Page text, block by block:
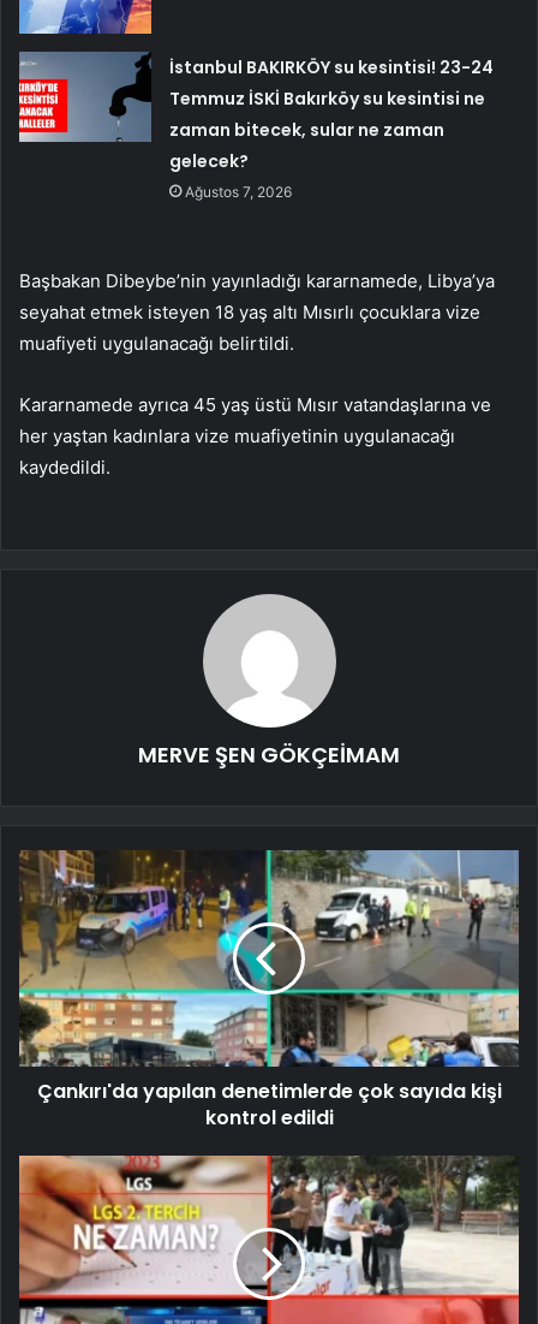
İstanbul BAKIRKÖY su kesintisi! 23-24
Temmuz İSKİ Bakırköy su kesintisi ne
zaman bitecek, sular ne zaman
gelecek?
Ağustos 7, 2026
Başbakan Dibeybe’nin yayınladığı kararnamede, Libya’ya
seyahat etmek isteyen 18 yaş altı Mısırlı çocuklara vize
muafiyeti uygulanacağı belirtildi.
Kararnamede ayrıca 45 yaş üstü Mısır vatandaşlarına ve
her yaştan kadınlara vize muafiyetinin uygulanacağı
kaydedildi.
MERVE ŞEN GÖKÇEİMAM
Çankırı'da yapılan denetimlerde çok sayıda kişi
kontrol edildi